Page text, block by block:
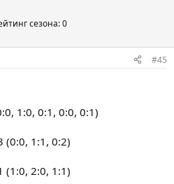
сезона: 0
#45
1:0, 0:1, 0:0, 0:1)
(0:0, 1:1, 0:2)
(1:0, 2:0, 1:1)